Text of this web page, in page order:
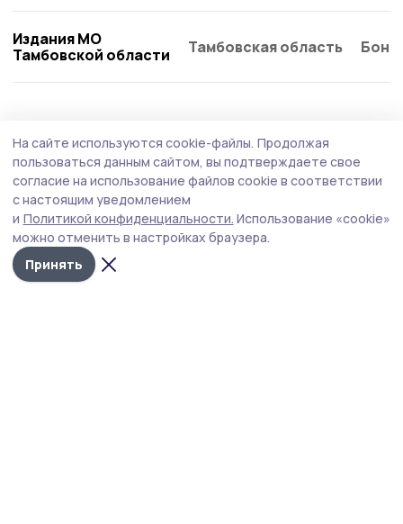
Издания МО
Тамбовской области
Тамбовская область
Гидронасос Komatsu 705-41-01200 для
спецтехники: поставка и применение
На сайте используются cookie-файлы. Продолжая
пользоваться данным сайтом, вы подтверждаете свое
согласие на использование файлов cookie в соответствии
с настоящим уведомлением
и Политикой конфиденциальности. Использование «cookie»
можно отменить в настройках браузера.
Принять